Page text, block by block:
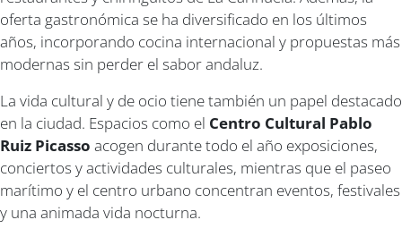
oferta gastronómica se ha diversificado en los últimos
años, incorporando cocina internacional y propuestas más
modernas sin perder el sabor andaluz.
La vida cultural y de ocio tiene también un papel destacado
en la ciudad. Espacios como el Centro Cultural Pablo
Ruiz Picasso acogen durante todo el año exposiciones,
conciertos y actividades culturales, mientras que el paseo
marítimo y el centro urbano concentran eventos, festivales
y una animada vida nocturna.